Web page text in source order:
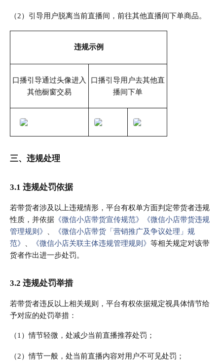
（2）引导用户脱离当前直播间，前往其他直播间下单商品。
违规示例
口播引导通过头像进入
其他橱窗交易
口播引导用户去其他直
播间下单
三、违规处理
3.1 违规处罚依据
若带货者涉及以上违规情形，平台有权单方面判定带货者违规
性质，并依据 《微信小店带货宣传规范》
《微信小店带货违规
管理规则》
《微信小店带货「营销推广及争议处理」规
范》
《微信小店关联主体违规管理规则》 等相关规定对该带
货者作出进一步处罚。
3.2 违规处罚举措
若带货者违反以上相关规则，平台有权依据规定视具体情节给
予对应的处罚举措：
（1）情节轻微，处减少当前直播推荐处罚；
（2）情节一般，处当前直播内容对用户不可见处罚；